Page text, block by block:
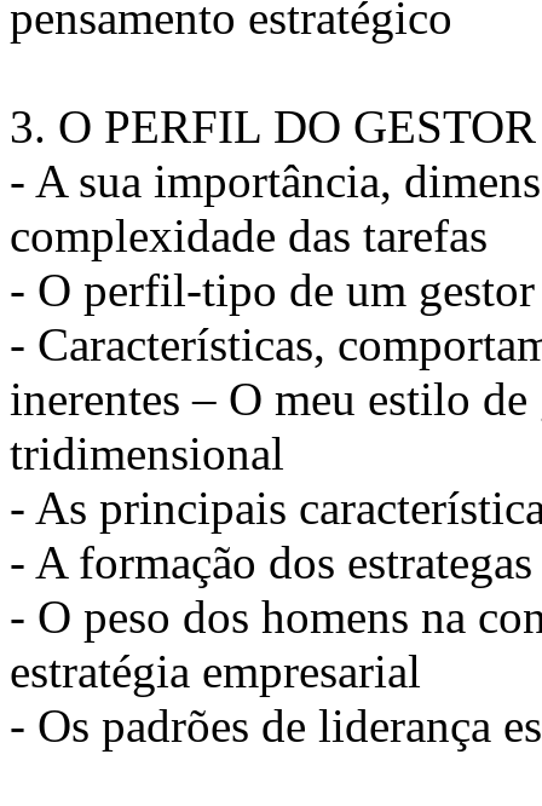
pensamento estratégico
3. O PERFIL DO
- A sua importância,
complexidade das tarefas
- O perfil-tipo de um gestor
- Características,
inerentes – O meu estilo
tridimensional
- As principais
- A formação dos estrategas
- O peso dos homens na
estratégia empresarial
- Os padrões de liderança